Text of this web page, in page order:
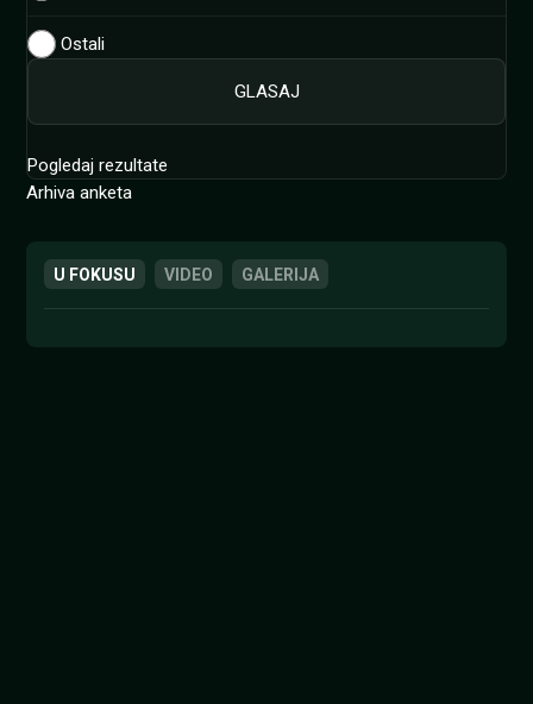
Ostali
Pogledaj rezultate
Arhiva anketa
U FOKUSU VIDEO GALERIJA